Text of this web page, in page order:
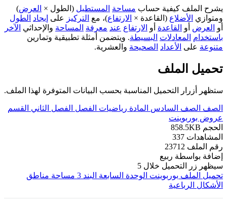
يشرح الملف كيفية حساب مساحة المستطيل(الطول × العرض)
ومتوازي الأضلاع(القاعدة × الارتفاع)، مع التركيز على إيجاد
الطول
أو العرضأو القاعدةأو الارتفاع عند معرفة المساحةوالإحداثي الآخر
باستخدام
المعادلات البسيطة. ويتضمن أمثلة تطبيقية وتمارين
متنوعةعلى الأعداد الصحيحةوالعشرية.
تحميل الملف
ستظهر أزرار التحميل المناسبة بحسب البيانات المتوفرة لهذا الملف.
الصف الصف السادس المادة رياضيات الفصل الفصل الثاني
القسم
عروض بوربوينت
الحجم 858.5KB
المشاهدات 337
رقم الملف 23712
إضافة بواسطة ربيع
سيظهر زر التحميل خلال 5
تحميل الملف
بوربوينت الوحدة السابعة البند 3 مساحة مناطق
الأشكال الرباعية